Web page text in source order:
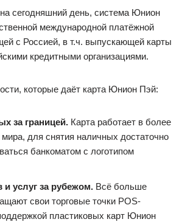
сегодняшний день, система Юнион
международной платёжной
с Россией, в т.ч. выпускающей карты
кредитными организациями.
которые даёт карта Юнион Пэй:
за границей. Карта работает в более
для снятия наличных достаточно
банкоматом с логотипом
и услуг за рубежом. Всё больше
свои торговые точки POS-
пластиковых карт Юнион